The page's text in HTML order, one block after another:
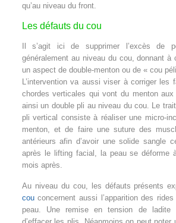
qu’au niveau du front.
Les défauts du cou
Il s’agit ici de supprimer l’excès de
généralement au niveau du cou, donnant à
un aspect de double-menton ou de « cou
L’intervention va aussi viser à corriger les
chordes verticales qui vont du menton
ainsi un double pli au niveau du cou. Le
pli vertical consiste à réaliser une micro-
menton, et de faire une suture des
antérieurs afin d’avoir une solide sangle
après le lifting facial, la peau se déforme
mois après.
Au niveau du cou, les défauts présents
couconcernent aussi l’apparition des
peau. Une remise en tension de ladite